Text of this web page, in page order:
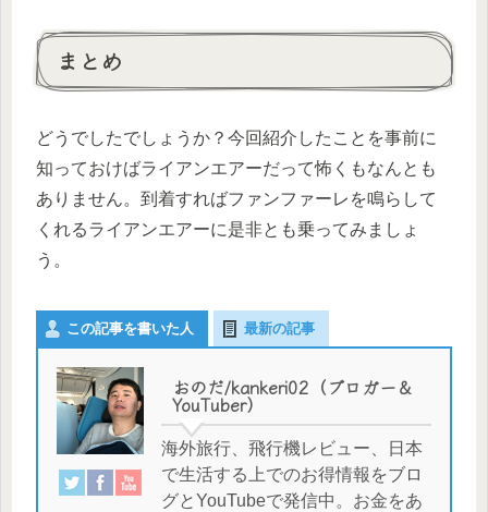
まとめ
どうでしたでしょうか？今回紹介したことを事前に
知っておけばライアンエアーだって怖くもなんとも
ありません。到着すればファンファーレを鳴らして
くれるライアンエアーに是非とも乗ってみましょ
う。
この記事を書いた人 最新の記事
おのだ/kankeri02（ブロガー＆
YouTuber）
海外旅行、飛行機レビュー、日本
で生活する上でのお得情報をブロ
グとYouTubeで発信中。お金をあ